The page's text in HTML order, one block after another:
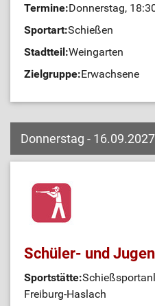
Termine:Donnerstag,
Sportart:Schießen
Stadtteil:Weingarten
Zielgruppe:Erwachsene
Donnerstag - 16.09.2027
Schüler- und
Sportstätte:
Freiburg-Haslach